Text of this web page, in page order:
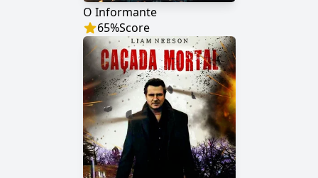
O Informante
65%Score